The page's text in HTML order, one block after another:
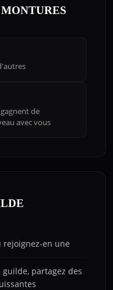
de
avec vous
rejoignez-en une
partagez des